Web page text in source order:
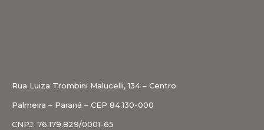
Rua Luiza Trombini Malucelli, 134 – Centro
Palmeira – Paraná – CEP 84.130-000
CNPJ: 76.179.829/0001-65